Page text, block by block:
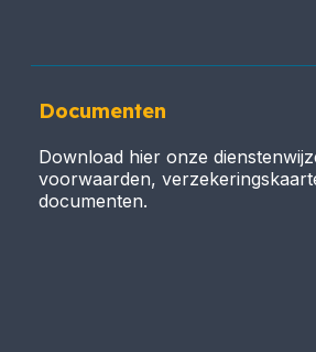
Documenten
Download hier onze
voorwaarden,
documenten.